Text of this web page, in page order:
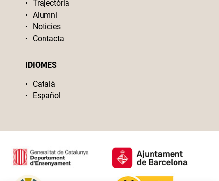
Trajectòria
Alumni
Noticies
Contacta
IDIOMES
Català
Español